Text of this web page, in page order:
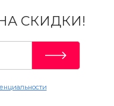
СКИДКИ!